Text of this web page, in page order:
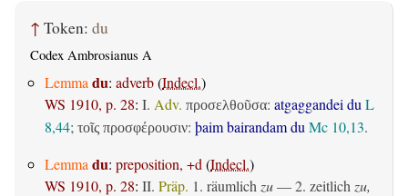
↑ Token: du
Codex Ambrosianus A
Lemma du: adverb(Indecl.)
WS 1910, p. 28: I. Adv. προσελθοῦσα: atgaggandei du L
8,44; τοῖς προσφέρουσιν: þaim bairandam du Mc 10,13.
Lemma du: preposition, +d (Indecl.)
WS 1910, p. 28: II. Präp. 1. räumlich zu— 2. zeitlich zu,